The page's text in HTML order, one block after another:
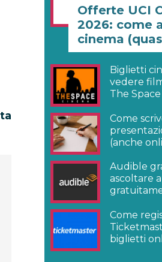
Offerte UCI
2026: come
cinema
Biglietti
vedere
The Space
Come
(anche
Audible
ascoltare
Come
biglietti